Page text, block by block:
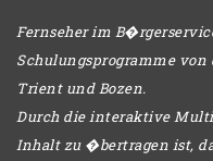
Fernseher im
Schulungsprogramme
Trient und Bozen.
Durch die interaktive
Inhalt zu �bertragen ist,